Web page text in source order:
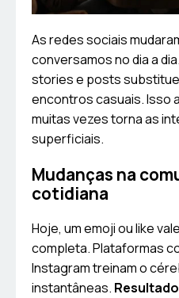
As redes sociais
conversamos no dia a
stories e posts
encontros casuais. Isso
muitas vezes torna as
superficiais.
Mudanças na
cotidiana
Hoje, um emoji ou like
completa. Plataformas
Instagram treinam o
instantâneas.